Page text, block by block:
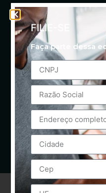
FILIE-SE
Faça parte dessa